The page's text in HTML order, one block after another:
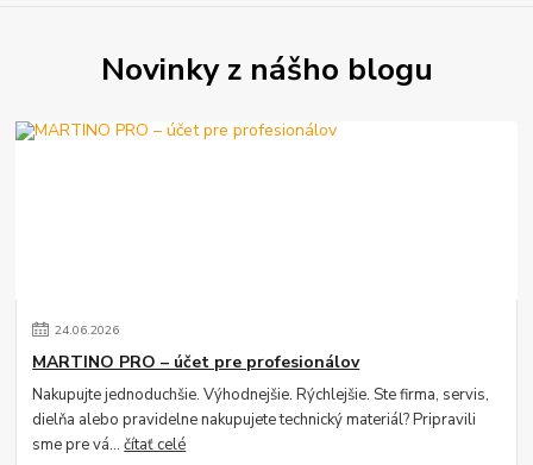
Novinky z nášho blogu
24.06.2026
MARTINO PRO – účet pre profesionálov
Nakupujte jednoduchšie. Výhodnejšie. Rýchlejšie. Ste firma, servis,
dielňa alebo pravidelne nakupujete technický materiál? Pripravili
sme pre vá...čítať celé